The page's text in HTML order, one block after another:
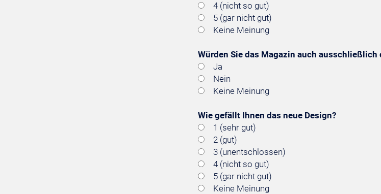
4 (nicht so gut)
5 (gar nicht gut)
Keine Meinung
Würden Sie das Magazin auch ausschließlich
Ja
Nein
Keine Meinung
Wie gefällt Ihnen das neue Design?
1 (sehr gut)
2 (gut)
3 (unentschlossen)
4 (nicht so gut)
5 (gar nicht gut)
Keine Meinung